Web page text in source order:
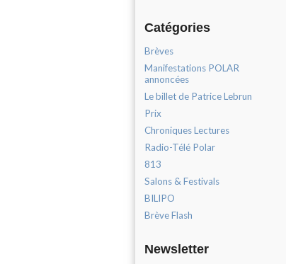
Catégories
Brèves
Manifestations POLAR
annoncées
Le billet de Patrice Lebrun
Prix
Chroniques Lectures
Radio-Télé Polar
813
Salons & Festivals
BILIPO
Brève Flash
Newsletter